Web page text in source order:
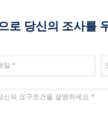
로 당신의 조사를